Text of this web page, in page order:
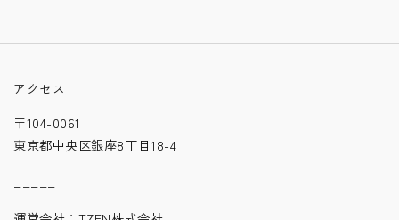
アクセス
〒104-0061
東京都中央区銀座8丁目18-4